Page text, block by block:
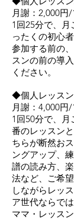
月謝：2,000円
1回25分で、月
ったくの初心
参加する前の
スンの前の導
ください。
◆個人レッ
月謝：4,000円
1回50分で、
番のレッスン
ちらが断然お
ングアップ、
譜の読み方、
法など、ご希
しながらレッ
ア世代ならで
ママ・レッス